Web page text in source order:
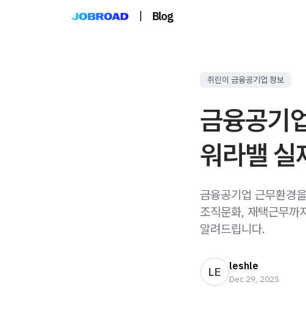
| Blog
취린이 금융공기업 정보
금융공기
워라밸 실
금융공기업 근무환경
조직문화, 재택근무까
알려드립니다.
LE leshle
Dec 29, 2025